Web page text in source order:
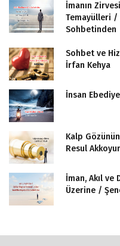
İmanın
Temayülleri /
Sohbetinden
Sohbet ve
İrfan Kehya
İnsan
Kalp
Resul
İman, Akıl
Üzerine /